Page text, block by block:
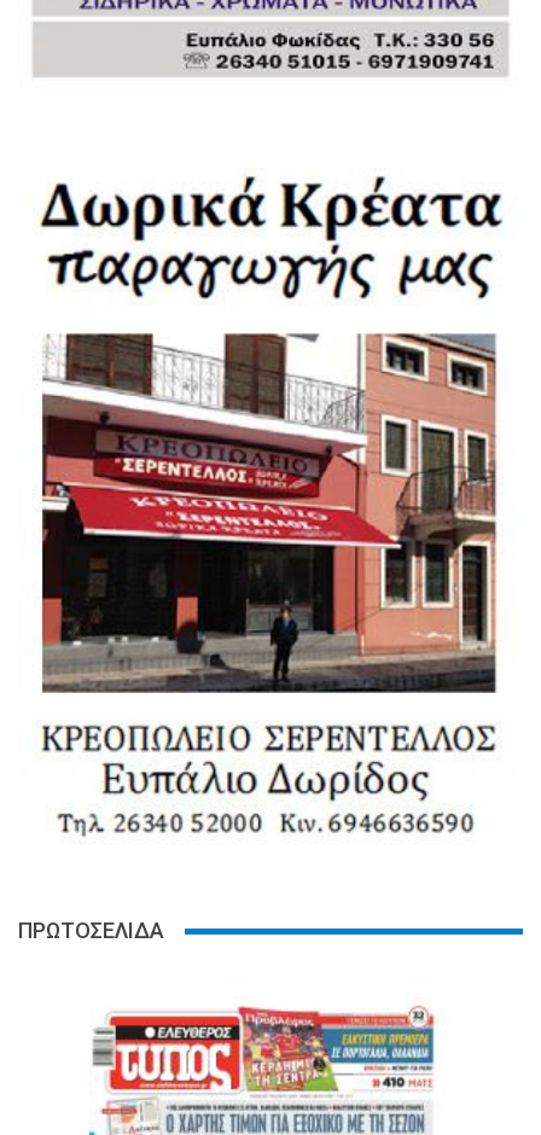
ΠΡΩΤΟΣΕΛΙΔΑ